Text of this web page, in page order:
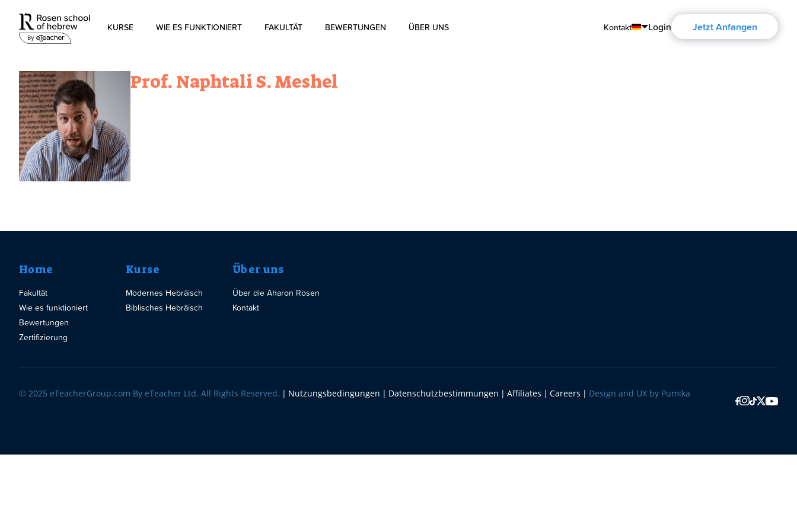
Kontakt Login Jetzt Anfangen
KURSE
Biblisches Hebräisch
WIE ES FUNKTIONIERT FAKULTÄT BEWERTUNGEN ÜBER UNS
Prof. Naphtali S. Meshel
Home
Fakultät
Wie es funktioniert
Bewertungen
Zertifizierung
Kurse
Modernes Hebräisch
Biblisches Hebräisch
Über uns
Über die Aharon Rosen
Kontakt
© 2025 eTeacherGroup.com By eTeacher Ltd. All Rights Reserved. Nutzungsbedingungen Datenschutzbestimmungen Affiliates Careers Design and UX by Pumika